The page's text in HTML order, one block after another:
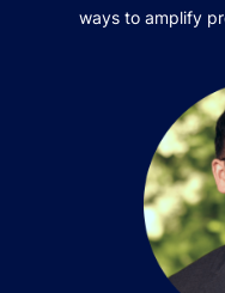
ways to amplify